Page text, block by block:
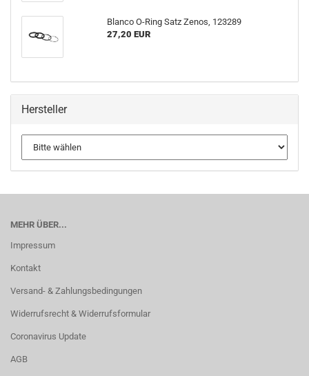
Blanco O-Ring Satz Zenos, 123289
27,20 EUR
Hersteller
MEHR ÜBER...
Impressum
Kontakt
Versand- & Zahlungsbedingungen
Widerrufsrecht & Widerrufsformular
Coronavirus Update
AGB